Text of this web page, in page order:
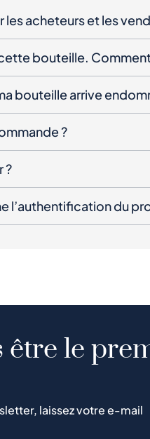
acheteurs et les
bouteille.
bouteille arrive
?
?
l’authentification du
être le
laissez votre e-mail